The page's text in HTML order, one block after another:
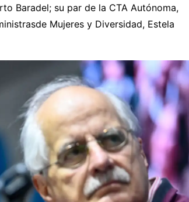
Baradel; su par de la CTA Autónoma,
Mujeres y Diversidad, Estela